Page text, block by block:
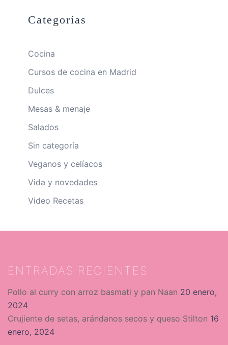
Categorías
Cocina
Cursos de cocina en Madrid
Dulces
Mesas & menaje
Salados
Sin categoría
Veganos y celíacos
Vida y novedades
Video Recetas
ENTRADAS RECIENTES
Pollo al curry con arroz basmati y pan Naan 20 enero,
2024
Crujiente de setas, arándanos secos y queso Stilton 16
enero, 2024